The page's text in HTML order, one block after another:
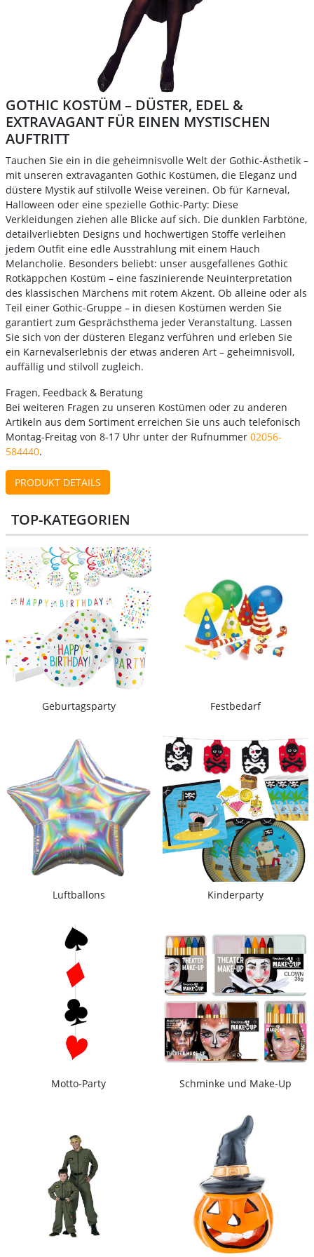
GOTHIC KOSTÜM – DÜSTER, EDEL &
EXTRAVAGANT FÜR EINEN MYSTISCHEN
AUFTRITT
Tauchen Sie ein in die geheimnisvolle Welt der Gothic-Ästhetik –
mit unseren extravaganten Gothic Kostümen, die Eleganz und
düstere Mystik auf stilvolle Weise vereinen. Ob für Karneval,
Halloween oder eine spezielle Gothic-Party: Diese
Verkleidungen ziehen alle Blicke auf sich. Die dunklen Farbtöne,
detailverliebten Designs und hochwertigen Stoffe verleihen
jedem Outfit eine edle Ausstrahlung mit einem Hauch
Melancholie. Besonders beliebt: unser ausgefallenes Gothic
Rotkäppchen Kostüm – eine faszinierende Neuinterpretation
des klassischen Märchens mit rotem Akzent. Ob alleine oder als
Teil einer Gothic-Gruppe – in diesen Kostümen werden Sie
garantiert zum Gesprächsthema jeder Veranstaltung. Lassen
Sie sich von der düsteren Eleganz verführen und erleben Sie
ein Karnevalserlebnis der etwas anderen Art – geheimnisvoll,
auffällig und stilvoll zugleich.
Fragen, Feedback & Beratung
Bei weiteren Fragen zu unseren Kostümen oder zu anderen
Artikeln aus dem Sortiment erreichen Sie uns auch telefonisch
Montag-Freitag von 8-17 Uhr unter der Rufnummer 02056-
584440.
PRODUKT DETAILS
TOP-KATEGORIEN
Geburtagsparty Festbedarf
Luftballons Kinderparty
Motto-Party Schminke und Make-Up